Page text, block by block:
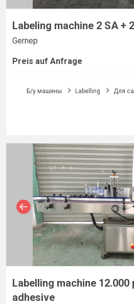
Labeling machine 2 SA +
Gernep
Preis auf Anfrage
Б/у машины Labelling Для
Labelling machine
adhesive